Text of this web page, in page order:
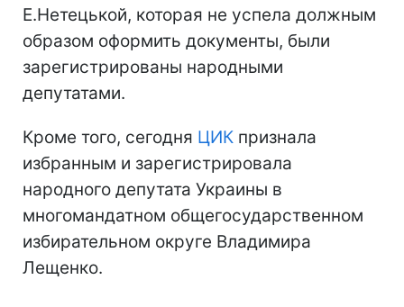
Е.Нетецькой, которая не успела должным
образом оформить документы, были
зарегистрированы народными
депутатами.
Кроме того, сегодня ЦИК признала
избранным и зарегистрировала
народного депутата Украины в
многомандатном общегосударственном
избирательном округе Владимира
Лещенко.